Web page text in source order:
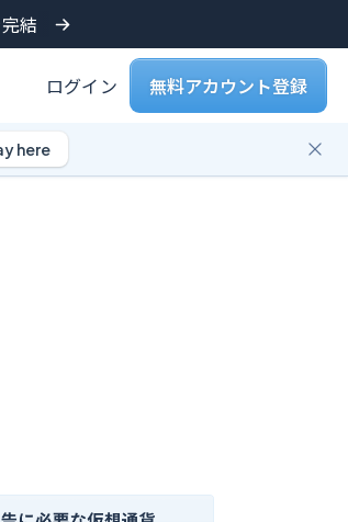
結
ログイン 無料アカウント登録
here